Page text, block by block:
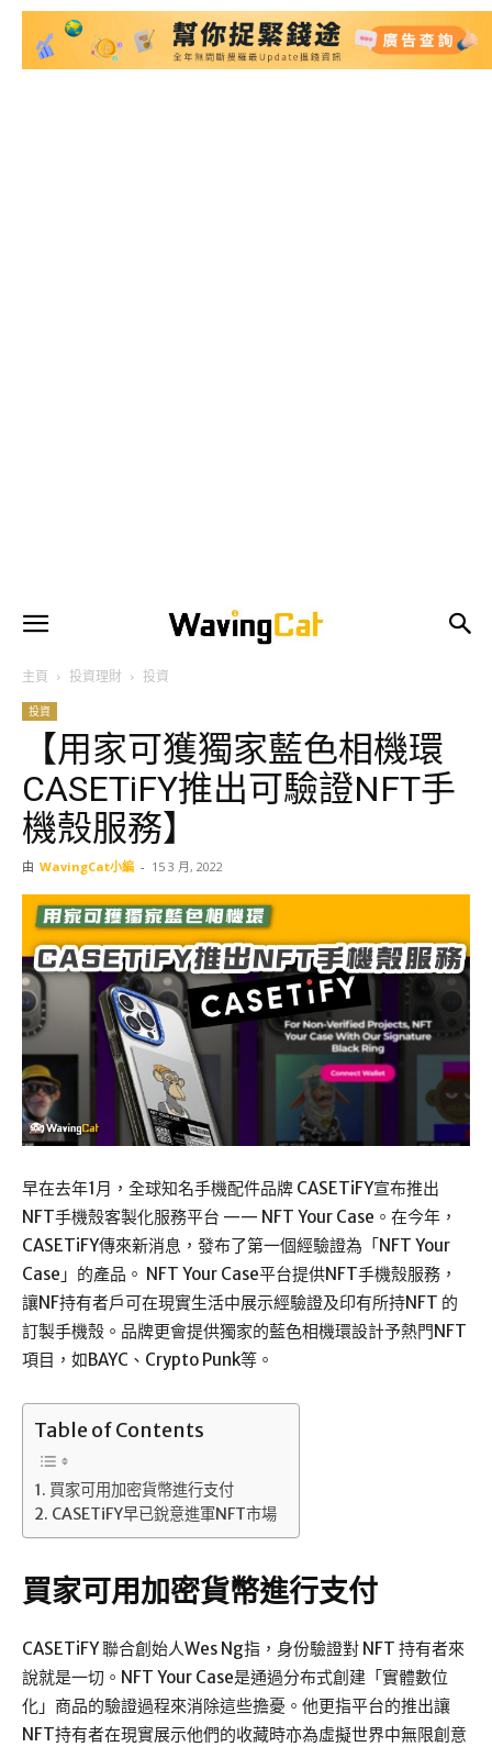
主頁 投資理財 投資
投資
【用家可獲獨家藍色相機環
CASETiFY推出可驗證NFT手
機殼服務】
由 WavingCat小編 - 15 3 月, 2022
早在去年1月，全球知名手機配件品牌 CASETiFY宣布推出
NFT手機殼客製化服務平台 —— NFT Your Case。在今年，
CASETiFY傳來新消息，發布了第一個經驗證為「NFT Your
Case」的產品。 NFT Your Case平台提供NFT手機殼服務，
讓NF持有者戶可在現實生活中展示經驗證及印有所持NFT 的
訂製手機殼。品牌更會提供獨家的藍色相機環設計予熱門NFT
項目，如BAYC、Crypto Punk等。
Table of Contents
買家可用加密貨幣進行支付
CASETiFY早已銳意進軍NFT市場
買家可用加密貨幣進行支付
CASETiFY 聯合創始人Wes Ng指，身份驗證對 NFT 持有者來
說就是一切。NFT Your Case是通過分布式創建「實體數位
化」商品的驗證過程來消除這些擔憂。他更指平台的推出讓
NFT持有者在現實展示他們的收藏時亦為虛擬世界中無限創意